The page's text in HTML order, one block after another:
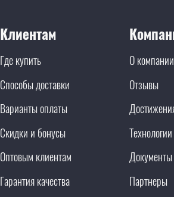
Клиентам
Где купить
Способы доставки
Варианты оплаты
Скидки и бонусы
Оптовым клиентам
Гарантия качества
О компании
Отзывы
Технологии
Документы
Партнеры